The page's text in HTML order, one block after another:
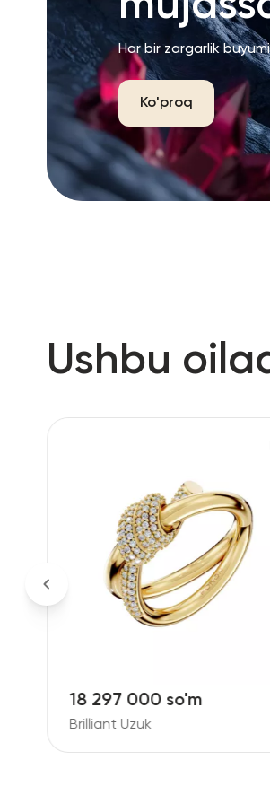
Har bir zargarlik
Ko'proq
Ushbu
8 783 000 so'm
Brilliant Uzuk